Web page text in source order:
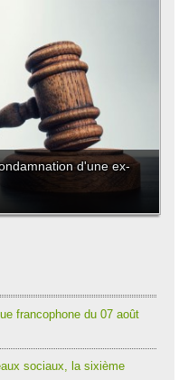
d'une ex-
francophone du 07 août
sociaux, la sixième